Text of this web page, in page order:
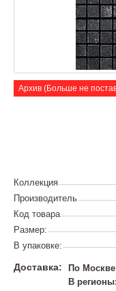
Архив (Больше не
Коллекция
Производитель
Код товара
Размер:
В упаковке:
Доставка: По
В регионы: